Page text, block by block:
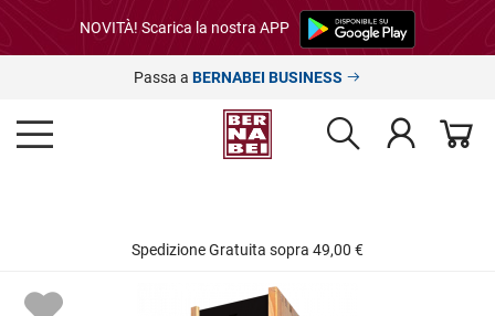
NOVITÀ! Scarica la nostra APP
Passa a BERNABEI BUSINESS
Spedizione Gratuita sopra 49,00 €